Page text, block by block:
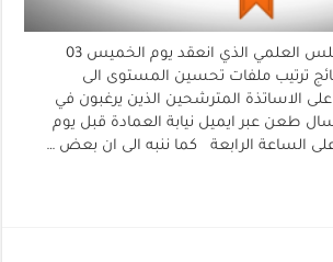
بناء على محضر المجلس العلمي الذي انعقد يوم الخميس 03
كانت نتائج ترتيب ملفات تحسين المستوى الى
: على الاساتذة المترشحين الذين يرغبون في
طعن عبر ايميل نيابة العمادة قبل يوم